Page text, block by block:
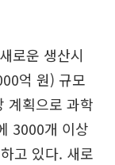
로운 생산시
억 원) 규모
계획으로 과학
3000개 이상
고 있다. 새로